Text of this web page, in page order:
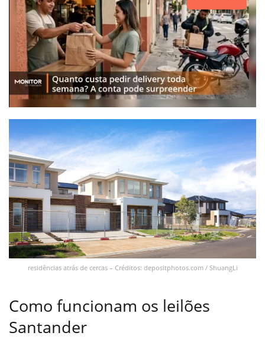
residências atrás de cercas – Créditos: depositphotos.com / ShuangLi
Como funcionam os leilões
Santander